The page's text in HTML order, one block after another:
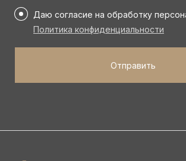
*
Даю согласие на обработку
Политика конфиденциальности